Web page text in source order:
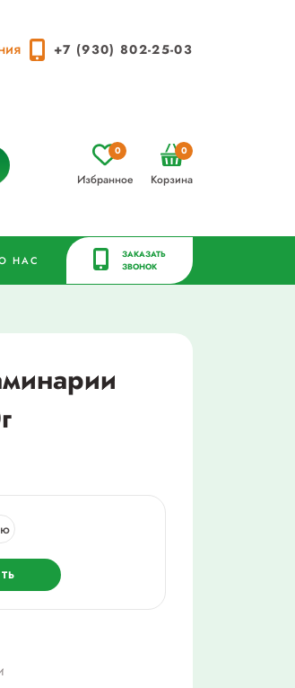
+7 (930) 802-25-03
Избранное
0
Корзина
0
НАС
ЗАКАЗАТЬ
ЗВОНОК